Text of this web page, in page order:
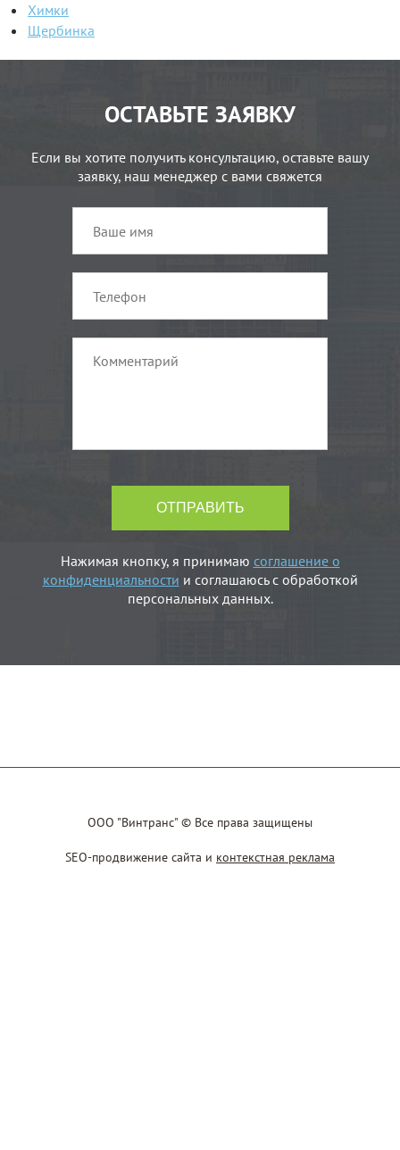
Химки
Щербинка
ОСТАВЬТЕ ЗАЯВКУ
Если вы хотите получить консультацию, оставьте вашу
заявку, наш менеджер с вами свяжется
Нажимая кнопку, я принимаю соглашение о
конфиденциальности и соглашаюсь с обработкой
персональных данных.
ООО "Винтранс" © Все права защищены
SEO-продвижение сайта и контекстная реклама